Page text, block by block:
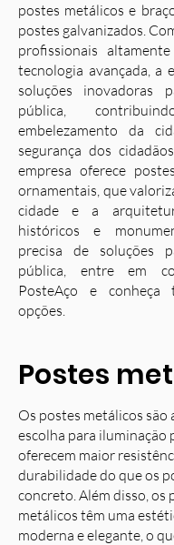
postes metálicos e
postes galvanizados.
profissionais
tecnologia avançada, a
soluções inovadoras
pública,
embelezamento da
segurança dos
empresa oferece
ornamentais, que
cidade e a
históricos e
precisa de soluções
pública, entre em
PosteAço e conheça
opções.
Postes
Os postes metálicos são
escolha para iluminação
oferecem maior
durabilidade do que os
concreto. Além disso, os
metálicos têm uma
moderna e elegante, o